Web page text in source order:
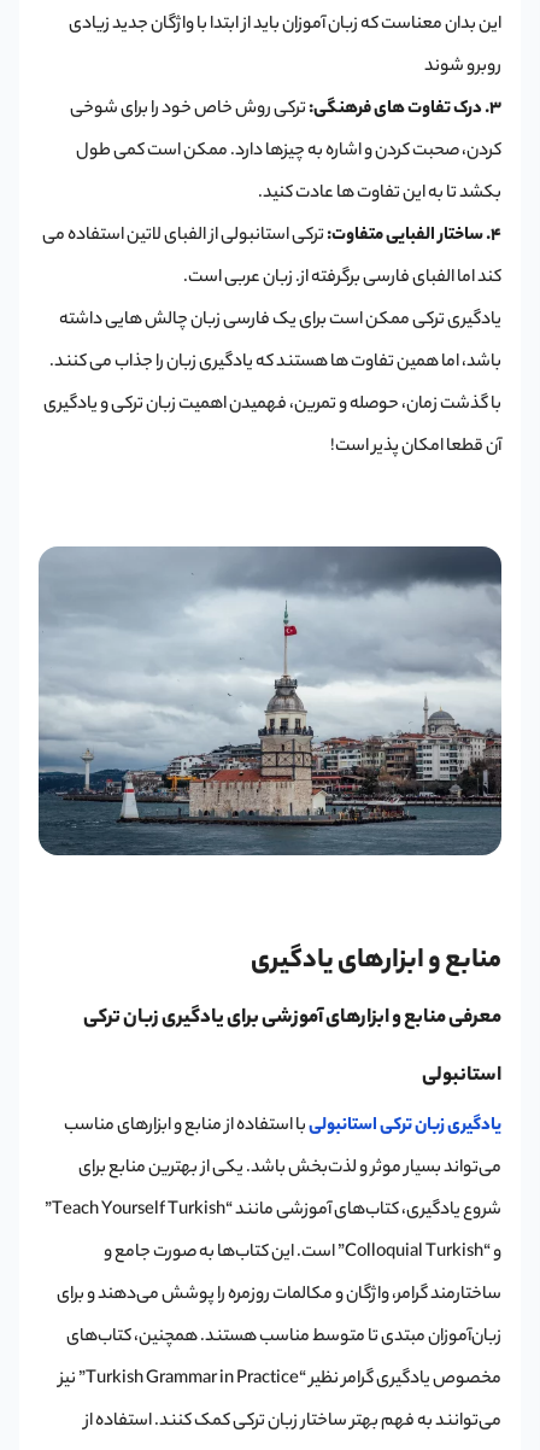
این بدان معناست که زبان آموزان باید از ابتدا با واژگان جدید زیادی
روبرو شوند
۳. درک تفاوت های فرهنگی:
ترکی روش خاص خود را برای شوخی
کردن، صحبت کردن و اشاره به چیزها دارد. ممکن است کمی طول
بکشد تا به این تفاوت ها عادت کنید.
۴. ساختار الفبایی متفاوت:
ترکی استانبولی از الفبای لاتین استفاده می
کند اما الفبای فارسی برگرفته از. زبان عربی است.
یادگیری ترکی ممکن است برای یک فارسی زبان چالش هایی داشته
باشد، اما همین تفاوت ها هستند که یادگیری زبان را جذاب می کنند.
با گذشت زمان، حوصله و تمرین، فهمیدن اهمیت زبان ترکی و یادگیری
آن قطعا امکان پذیر است!
منابع و ابزارهای یادگیری
معرفی منابع و ابزارهای آموزشی برای یادگیری زبان ترکی
استانبولی
یادگیری زبان ترکی استانبولیبا استفاده از منابع و ابزارهای مناسب
می‌تواند بسیار موثر و لذت‌بخش باشد. یکی از بهترین منابع برای
شروع یادگیری، کتاب‌های آموزشی مانند “Teach Yourself Turkish”
و “Colloquial Turkish” است. این کتاب‌ها به صورت جامع و
ساختارمند گرامر، واژگان و مکالمات روزمره را پوشش می‌دهند و برای
زبان‌آموزان مبتدی تا متوسط مناسب هستند. همچنین، کتاب‌های
مخصوص یادگیری گرامر نظیر “Turkish Grammar in Practice” نیز
می‌توانند به فهم بهتر ساختار زبان ترکی کمک کنند. استفاده از